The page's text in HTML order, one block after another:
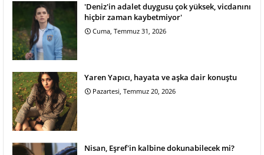
'Deniz'in adalet duygusu çok yüksek, vicdanını
hiçbir zaman kaybetmiyor'
Cuma, Temmuz 31, 2026
Yaren Yapıcı, hayata ve aşka dair konuştu
Pazartesi, Temmuz 20, 2026
Nisan, Eşref'in kalbine dokunabilecek mi?